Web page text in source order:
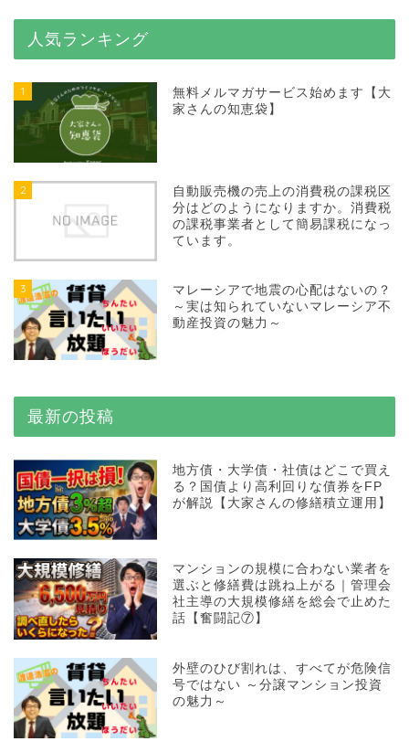
人気ランキング
1
無料メルマガサービス始めます【大
家さんの知恵袋】
2
自動販売機の売上の消費税の課税区
分はどのようになりますか。消費税
の課税事業者として簡易課税になっ
ています。
3
マレーシアで地震の心配はないの？
～実は知られていないマレーシア不
動産投資の魅力～
最新の投稿
地方債・大学債・社債はどこで買え
る？国債より高利回りな債券をFP
が解説【大家さんの修繕積立運用】
マンションの規模に合わない業者を
選ぶと修繕費は跳ね上がる｜管理会
社主導の大規模修繕を総会で止めた
話【奮闘記⑦】
外壁のひび割れは、すべてが危険信
号ではない ～分譲マンション投資
の魅力～